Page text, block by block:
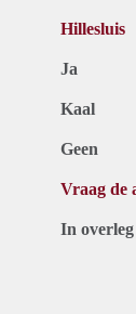
Hillesluis
Ja
Kaal
Geen
Vraag de
In overleg